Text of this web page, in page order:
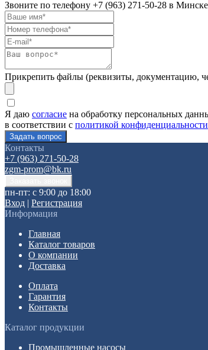
Звоните по телефону +7 (963) 271-50-28 в Минске
Прикрепить файлы (реквизиты, документацию,
Я даю согласие на обработку персональных
в соответствии с политикой конфиденциальности
Контакты
+7 (963) 271-50-28
zgm-prom@bk.ru
пн-пт: с 9:00 до 18:00
Вход | Регистрация
Информация
Главная
Каталог товаров
О компании
Доставка
Оплата
Гарантия
Контакты
Каталог продукции
Промышленные насосы